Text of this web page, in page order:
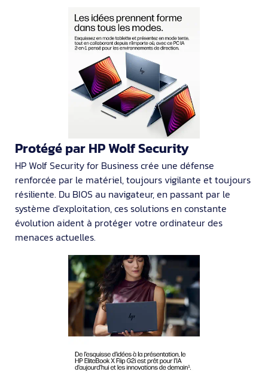
Protégé par HP Wolf Security
HP Wolf Security for Business crée une défense
renforcée par le matériel, toujours vigilante et toujours
résiliente. Du BIOS au navigateur, en passant par le
système d'exploitation, ces solutions en constante
évolution aident à protéger votre ordinateur des
menaces actuelles.